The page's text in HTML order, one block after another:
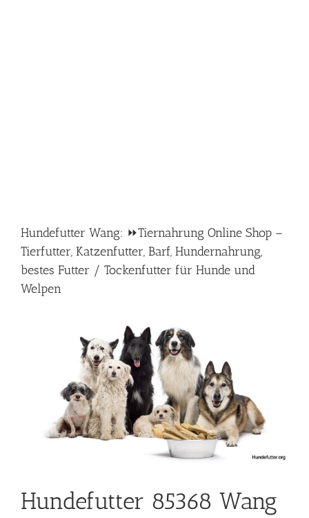
Hundefutter Wang: ⏩Tiernahrung Online Shop –
Tierfutter, Katzenfutter, Barf, Hundernahrung,
bestes Futter / Tockenfutter für Hunde und
Welpen
Hundefutter 85368 Wang